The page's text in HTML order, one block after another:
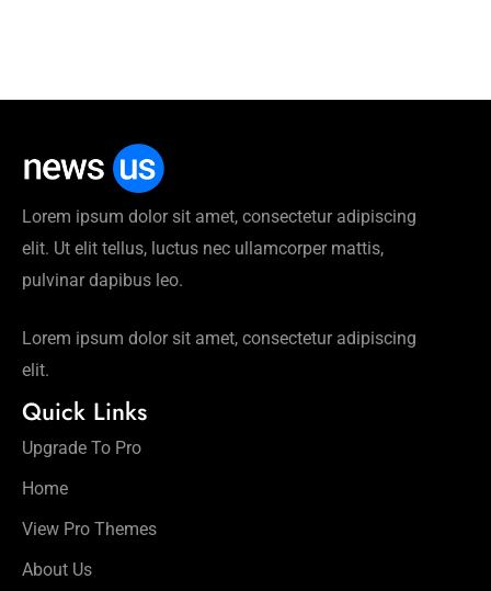
Lorem ipsum dolor sit amet, consectetur adipiscing
elit. Ut elit tellus, luctus nec ullamcorper mattis,
pulvinar dapibus leo.
Lorem ipsum dolor sit amet, consectetur adipiscing
elit.
Quick Links
Upgrade To Pro
Home
View Pro Themes
About Us